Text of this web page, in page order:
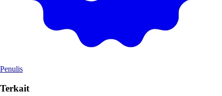
Penulis
Terkait